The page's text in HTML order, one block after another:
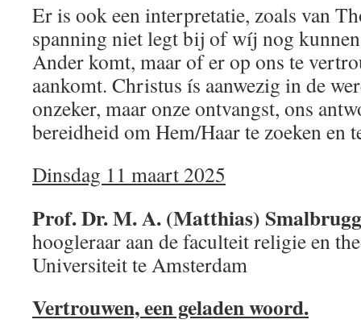
Er is ook een interpretatie, zoals van
spanning niet legt bij of wíj nog
Ander komt, maar of er op ons te
aankomt. Christus ís aanwezig in de
onzeker, maar onze ontvangst, ons
bereidheid om Hem/Haar te zoeken en
Dinsdag 11 maart 2025
Prof. Dr. M. A. (Matthias)
hoogleraar aan de faculteit religie en
Universiteit te Amsterdam
Vertrouwen, een geladen woord.